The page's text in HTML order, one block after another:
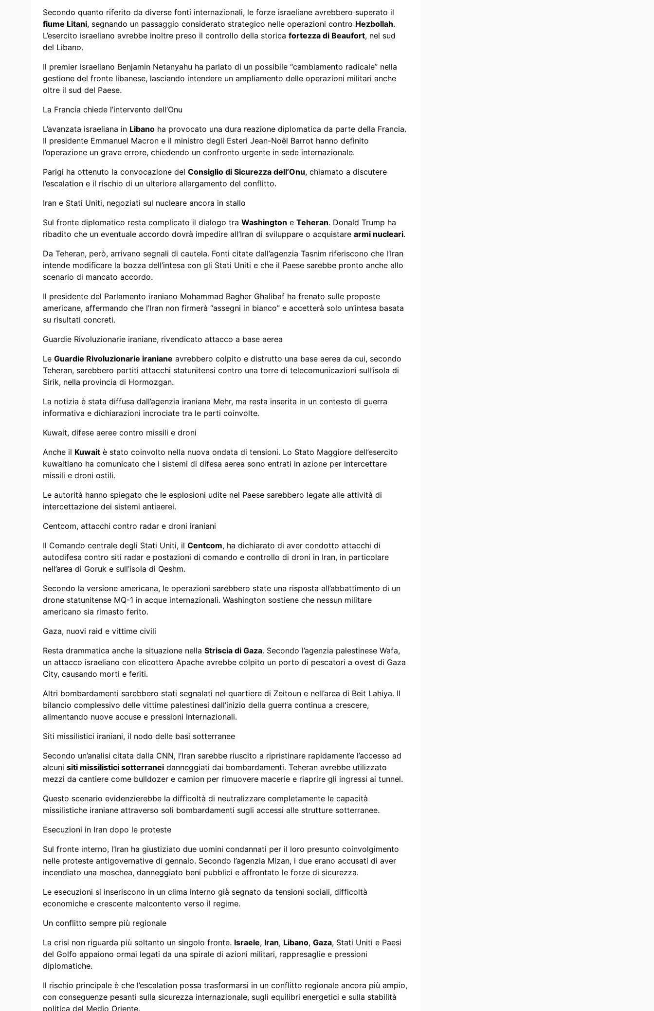
Secondo quanto riferito da diverse fonti internazionali, le forze israeliane avrebbero superato il
fiume Litani, segnando un passaggio considerato strategico nelle operazioni contro Hezbollah.
L’esercito israeliano avrebbe inoltre preso il controllo della storica fortezza di Beaufort, nel sud
del Libano.
Il premier israeliano Benjamin Netanyahu ha parlato di un possibile “cambiamento radicale” nella
gestione del fronte libanese, lasciando intendere un ampliamento delle operazioni militari anche
oltre il sud del Paese.
La Francia chiede l’intervento dell’Onu
L’avanzata israeliana in Libano ha provocato una dura reazione diplomatica da parte della Francia.
Il presidente Emmanuel Macron e il ministro degli Esteri Jean-Noël Barrot hanno definito
l’operazione un grave errore, chiedendo un confronto urgente in sede internazionale.
Parigi ha ottenuto la convocazione del Consiglio di Sicurezza dell’Onu, chiamato a discutere
l’escalation e il rischio di un ulteriore allargamento del conflitto.
Iran e Stati Uniti, negoziati sul nucleare ancora in stallo
Sul fronte diplomatico resta complicato il dialogo tra Washington e Teheran. Donald Trump ha
ribadito che un eventuale accordo dovrà impedire all’Iran di sviluppare o acquistare armi nucleari.
Da Teheran, però, arrivano segnali di cautela. Fonti citate dall’agenzia Tasnim riferiscono che l’Iran
intende modificare la bozza dell’intesa con gli Stati Uniti e che il Paese sarebbe pronto anche allo
scenario di mancato accordo.
Il presidente del Parlamento iraniano Mohammad Bagher Ghalibaf ha frenato sulle proposte
americane, affermando che l’Iran non firmerà “assegni in bianco” e accetterà solo un’intesa basata
su risultati concreti.
Guardie Rivoluzionarie iraniane, rivendicato attacco a base aerea
Le Guardie Rivoluzionarie iraniane avrebbero colpito e distrutto una base aerea da cui, secondo
Teheran, sarebbero partiti attacchi statunitensi contro una torre di telecomunicazioni sull’isola di
Sirik, nella provincia di Hormozgan.
La notizia è stata diffusa dall’agenzia iraniana Mehr, ma resta inserita in un contesto di guerra
informativa e dichiarazioni incrociate tra le parti coinvolte.
Kuwait, difese aeree contro missili e droni
Anche il Kuwait è stato coinvolto nella nuova ondata di tensioni. Lo Stato Maggiore dell’esercito
kuwaitiano ha comunicato che i sistemi di difesa aerea sono entrati in azione per intercettare
missili e droni ostili.
Le autorità hanno spiegato che le esplosioni udite nel Paese sarebbero legate alle attività di
intercettazione dei sistemi antiaerei.
Centcom, attacchi contro radar e droni iraniani
Il Comando centrale degli Stati Uniti, il Centcom, ha dichiarato di aver condotto attacchi di
autodifesa contro siti radar e postazioni di comando e controllo di droni in Iran, in particolare
nell’area di Goruk e sull’isola di Qeshm.
Secondo la versione americana, le operazioni sarebbero state una risposta all’abbattimento di un
drone statunitense MQ-1 in acque internazionali. Washington sostiene che nessun militare
americano sia rimasto ferito.
Gaza, nuovi raid e vittime civili
Resta drammatica anche la situazione nella Striscia di Gaza. Secondo l’agenzia palestinese Wafa,
un attacco israeliano con elicottero Apache avrebbe colpito un porto di pescatori a ovest di Gaza
City, causando morti e feriti.
Altri bombardamenti sarebbero stati segnalati nel quartiere di Zeitoun e nell’area di Beit Lahiya. Il
bilancio complessivo delle vittime palestinesi dall’inizio della guerra continua a crescere,
alimentando nuove accuse e pressioni internazionali.
Siti missilistici iraniani, il nodo delle basi sotterranee
Secondo un’analisi citata dalla CNN, l’Iran sarebbe riuscito a ripristinare rapidamente l’accesso ad
alcuni siti missilistici sotterranei danneggiati dai bombardamenti. Teheran avrebbe utilizzato
mezzi da cantiere come bulldozer e camion per rimuovere macerie e riaprire gli ingressi ai tunnel.
Questo scenario evidenzierebbe la difficoltà di neutralizzare completamente le capacità
missilistiche iraniane attraverso soli bombardamenti sugli accessi alle strutture sotterranee.
Esecuzioni in Iran dopo le proteste
Sul fronte interno, l’Iran ha giustiziato due uomini condannati per il loro presunto coinvolgimento
nelle proteste antigovernative di gennaio. Secondo l’agenzia Mizan, i due erano accusati di aver
incendiato una moschea, danneggiato beni pubblici e affrontato le forze di sicurezza.
Le esecuzioni si inseriscono in un clima interno già segnato da tensioni sociali, difficoltà
economiche e crescente malcontento verso il regime.
Un conflitto sempre più regionale
La crisi non riguarda più soltanto un singolo fronte. Israele, Iran, Libano, Gaza, Stati Uniti e Paesi
del Golfo appaiono ormai legati da una spirale di azioni militari, rappresaglie e pressioni
diplomatiche.
Il rischio principale è che l’escalation possa trasformarsi in un conflitto regionale ancora più ampio,
con conseguenze pesanti sulla sicurezza internazionale, sugli equilibri energetici e sulla stabilità
politica del Medio Oriente.